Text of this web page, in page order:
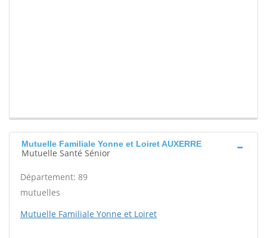
Mutuelle Familiale Yonne et Loiret AUXERRE
Mutuelle Santé Sénior
Département: 89
mutuelles
Mutuelle Familiale Yonne et Loiret